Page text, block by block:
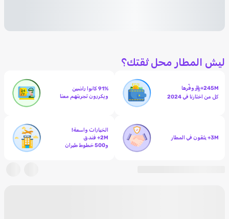
ليش المطار محل ثقتك؟
245M+
وفّرها
كل من اختارنا في 2024
91% كانوا راضين
ويكررون تجربتهم معنا
3M+ يثقون في المطار
الخيارات واسعة!
2M+ فندق
و500 خطوط طيران